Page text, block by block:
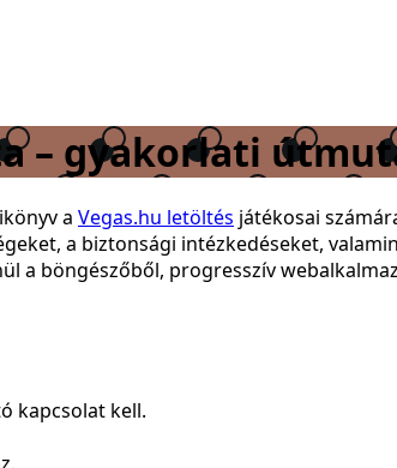
– gyakorlati
a Vegas.hu letöltés játékosai
a biztonsági intézkedéseket,
a böngészőből, progresszív
kapcsolat kell.